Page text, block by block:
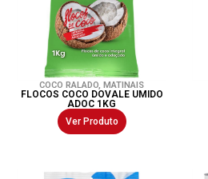
COCO RALADO, MATINAIS
FLOCOS COCO DOVALE UMIDO
ADOC 1KG
Ver Produto